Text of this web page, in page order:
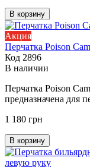
В корзину
Акция
Перчатка Poison
Код 2896
В наличии
Перчатка Poison
предназначена для
1 180 грн
В корзину